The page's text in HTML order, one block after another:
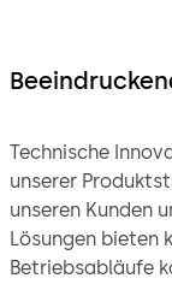
Technische
unserer
unseren Kunden
Lösungen bieten
Betriebsabläufe